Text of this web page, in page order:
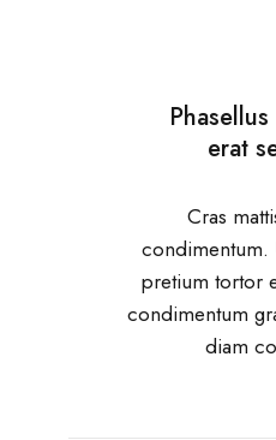
erat
Cras
condimentum.
pretium tortor
condimentum
diam